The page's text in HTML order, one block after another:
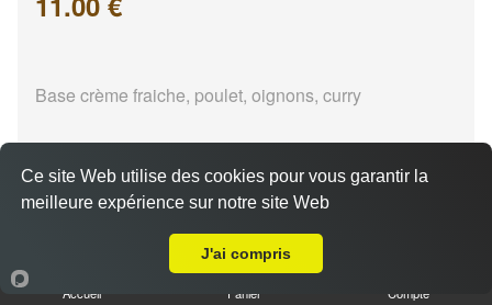
Base crème fraiche, poulet, oignons, curry
Accueil Panier Compte
Ce site Web utilise des cookies pour vous garantir la
meilleure expérience sur notre site Web
J'ai compris